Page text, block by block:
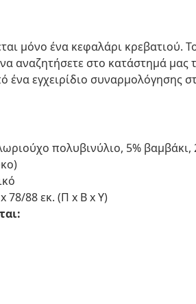
μόνο ένα κεφαλάρι κρεβατιού.
αναζητήσετε στο κατάστημά μας
ένα εγχειρίδιο συναρμολόγησης
πολυβινύλιο, 5%
78/88 εκ. (Π x Β x Υ)